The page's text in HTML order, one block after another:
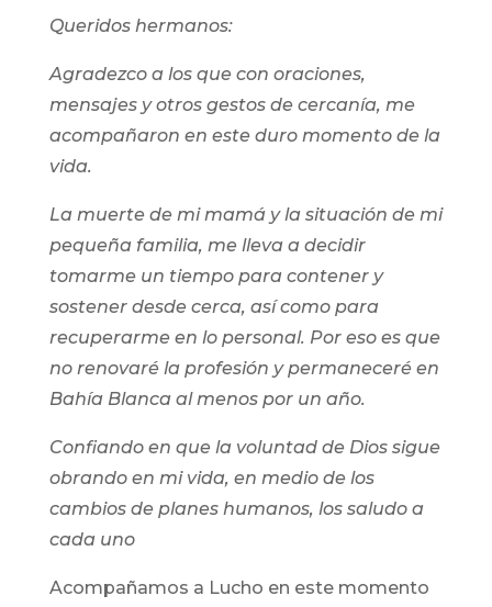
Queridos hermanos:
Agradezco a los que con oraciones,
mensajes y otros gestos de cercanía, me
acompañaron en este duro momento de la
vida.
La muerte de mi mamá y la situación de mi
pequeña familia, me lleva a decidir
tomarme un tiempo para contener y
sostener desde cerca, así como para
recuperarme en lo personal. Por eso es que
no renovaré la profesión y permaneceré en
Bahía Blanca al menos por un año.
Confiando en que la voluntad de Dios sigue
obrando en mi vida, en medio de los
cambios de planes humanos, los saludo a
cada uno
Acompañamos a Lucho en este momento